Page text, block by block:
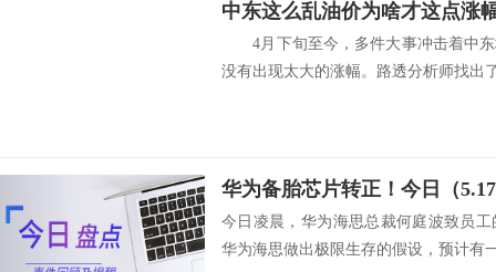
4月下旬至今，多件大事冲击着中东
没有出现太大的涨幅。路透分析师找出
今日凌晨，华为海思总裁何庭波致员
华为海思做出极限生存的假设，预计有